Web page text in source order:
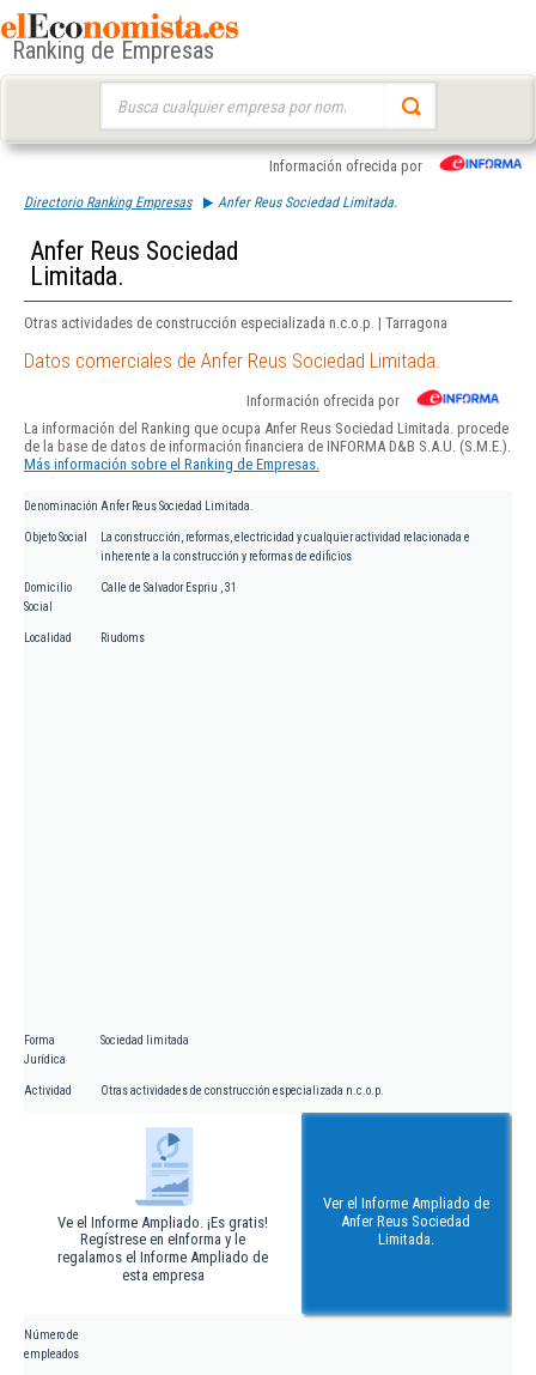
Ranking de Empresas
Información ofrecida por
Directorio Ranking Empresas Anfer Reus Sociedad Limitada.
Anfer Reus Sociedad
Limitada.
Otras actividades de construcción especializada n.c.o.p. | Tarragona
Datos comerciales de Anfer Reus Sociedad Limitada.
Información ofrecida por
La información del Ranking que ocupa Anfer Reus Sociedad Limitada. procede
de la base de datos de información financiera de INFORMA D&B S.A.U. (S.M.E.).
Más información sobre el Ranking de Empresas.
Denominación Anfer Reus Sociedad Limitada.
Objeto Social
La construcción, reformas, electricidad y cualquier actividad relacionada e
inherente a la construcción y reformas de edificios
Domicilio
Social
Calle de Salvador Espriu , 31
Localidad Riudoms
Forma
Jurídica
Sociedad limitada
Actividad Otras actividades de construcción especializada n.c.o.p.
Ve el Informe Ampliado. ¡Es gratis!
Regístrese en eInforma y le
regalamos el Informe Ampliado de
esta empresa
Ver el Informe Ampliado de
Anfer Reus Sociedad
Limitada.
Número de
empleados